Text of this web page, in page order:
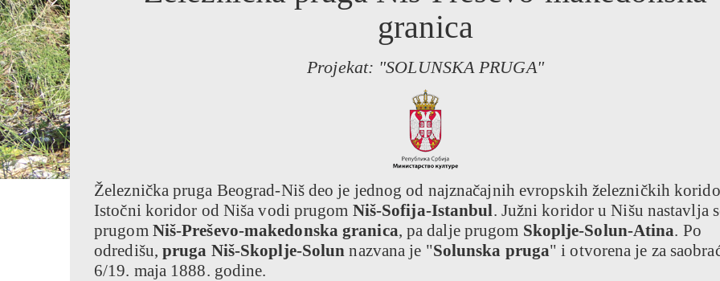
granica
Projekat: "SOLUNSKA PRUGA"
Železnička pruga Beograd-Niš deo je jednog od najznačajnih evropskih železničkih
Istočni koridor od Niša vodi prugom Niš-Sofija-Istanbul. Južni koridor u Nišu nastavlja
prugom Niš-Preševo-makedonska granica, pa dalje prugom Skoplje-Solun-Atina. Po
odredišu, pruga Niš-Skoplje-Solun nazvana je "Solunska pruga" i otvorena je za
6/19. maja 1888. godine.